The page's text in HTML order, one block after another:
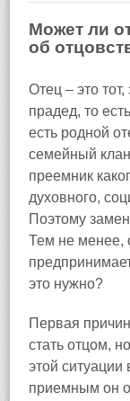
Может ли
об
Отец – это тот,
прадед, то
есть родной
семейный
преемник
духовного,
Поэтому
Тем не менее,
это нужно?
Первая
стать отцом,
этой ситуации
приемным он